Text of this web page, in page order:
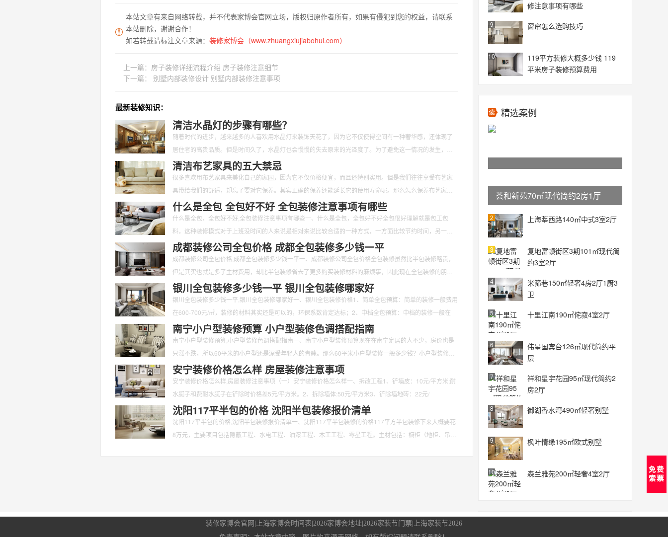
本站文章有来自网络转载，并不代表家博会官网立场，版权归原作者所有，如果有侵犯到您的权益，请联系
本站删除，谢谢合作！
如若转载请标注文章来源： 装修家博会（www.zhuangxiujiabohui.com）
上一篇： 房子装修详细流程介绍 房子装修注意细节
下一篇： 别墅内部装修设计 别墅内部装修注意事项
最新装修知识：
清洁水晶灯的步骤有哪些？
随着时代的进步，越来越多的人喜欢用水晶灯来装饰天花了，因为它不仅使得空间有一种奢华感，还体现了
居住者的高贵品质。但是时间久了，水晶灯也会慢慢的失去原来的光泽度了。为了避免这一情况的发生，我
们应该对其定期的清洁。那么如何清洁水晶灯呢？又有哪些步骤呢？下面跟随小编一起来看一看吧。
清洁布艺家具的五大禁忌
很多喜欢用布艺家具来美化自己的家园，因为它不仅价格便宜，而且还特别实用。但是我们往往享受布艺家
具带给我们的舒适，却忘了要对它保养。其实正确的保养还能延长它的使用寿命呢。那么怎么保养布艺家具
呢？又有哪些是要禁忌的呢？下面跟随小编一起来看一看吧。
什么是全包 全包好不好 全包装修注意事项有哪些
什么是全包，全包好不好,全包装修注意事项有哪些一、什么是全包，全包好不好全包很好理解就是包工包
料，这种装修模式对于上班没时间的人来说是相对来说比较合适的一种方式，一方面比较节约时间，另一方
面不用我们花
成都装修公司全包价格 成都全包装修多少钱一平
成都装修公司全包价格,成都全包装修多少钱一平一、成都装修公司全包价格全包装修虽然比半包装修略贵，
但是其实也就是多了主材费用，却比半包装修省去了更多购买装修材料的麻烦事，因此现在全包装修的朋友
也是愈来愈
银川全包装修多少钱一平 银川全包装修哪家好
银川全包装修多少钱一平,银川全包装修哪家好一、银川全包装修价格1、简单全包预算：简单的装修一般费用
在600-700元/㎡，装修的材料其实还是可以的，环保系数肯定达标；2、中档全包预算：中档的装修一般在
南宁小户型装修预算 小户型装修色调搭配指南
南宁小户型装修预算,小户型装修色调搭配指南一、南宁小户型装修预算现在在南宁定居的人不少，房价也是
只涨不跌，所以60平米的小户型还是深受年轻人的青睐。那么60平米小户型装修一般多少钱？小户型装修要
注意些
安宁装修价格怎么样 房屋装修注意事项
安宁装修价格怎么样,房屋装修注意事项（一）安宁装修价格怎么样一、拆改工程1、铲墙皮：10元/平方米;耐
水腻子和费耐水腻子在铲除时价格差5元/平方米。2、拆除墙体:50元/平方米3、铲除墙地砖：22元/
沈阳117平半包的价格 沈阳半包装修报价清单
沈阳117平半包的价格,沈阳半包装修报价清单一、沈阳117平半包装修的价格117平方半包装修下来大概要花
8万元，主要项目包括隐蔽工程、水电工程、油漆工程、木工工程、零星工程。主材包括：橱柜（地柜、吊
修注意事项有哪些
窗帘怎么选购技巧
9
119平方装修大概多少钱 119
平米房子装修预算费用
10
精选案例
荟和新苑70㎡现代简约2房1厅
上海莘西路140㎡中式3室2厅
2
复地富顿街区3期101㎡现代简
约3室2厅
3
米筛巷150㎡轻奢4房2厅1厨3
卫
4
十里江南190㎡侘寂4室2厅
5
伟星国宾台126㎡现代简约平
层
6
祥和星宇花园95㎡现代简约2
房2厅
7
御湖香水湾490㎡轻奢别墅
8
枫叶情缘195㎡欧式别墅
9
森兰雅苑200㎡轻奢4室2厅
10
装修家博会官网 上海家博会时间表 2026家博会地址 2026家装节门票
上海家装节2026